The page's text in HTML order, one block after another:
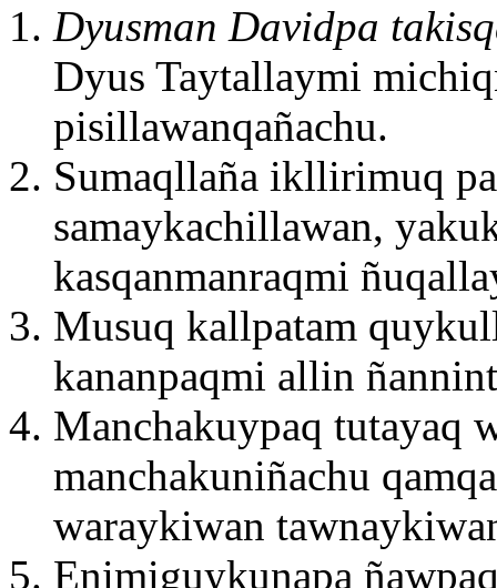
Dyusman Davidpa
Dyus Taytallaymi
pisillawanqañachu.
Sumaqllaña ikllirimuq
samaykachillawan,
kasqanmanraqmi
Musuq kallpatam
kananpaqmi allin
Manchakuypaq tutayaq
manchakuniñachu
waraykiwan
Enimiguykunapa